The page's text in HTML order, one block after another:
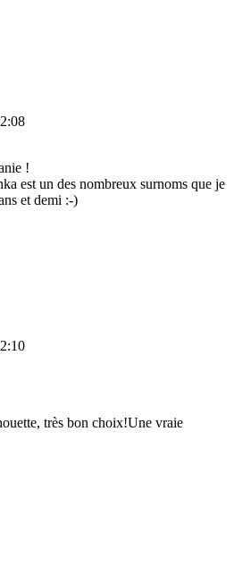
!
est un des nombreux surnoms que je
et demi :-)
très bon choix!Une vraie